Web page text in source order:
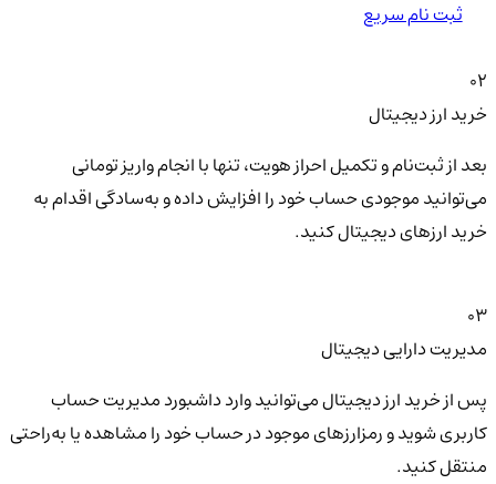
ثبت نام سریع
02
خرید ارز دیجیتال
بعد از ثبت‌نام و تکمیل احراز هویت، تنها با انجام واریز تومانی
می‌توانید موجودی حساب خود را افزایش داده و به‌سادگی اقدام به
خرید ارزهای دیجیتال کنید.
03
مدیریت دارایی دیجیتال
پس از خرید ارز دیجیتال می‌توانید وارد داشبورد مدیریت حساب
کاربری شوید و رمزارزهای موجود در حساب خود را مشاهده یا به‌راحتی
منتقل کنید.